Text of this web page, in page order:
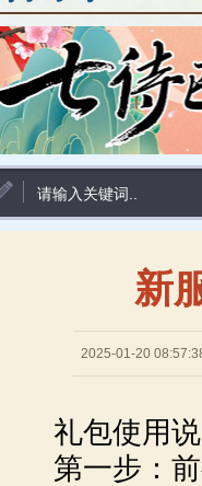
新
2025-01-20
礼包使用
第一步：